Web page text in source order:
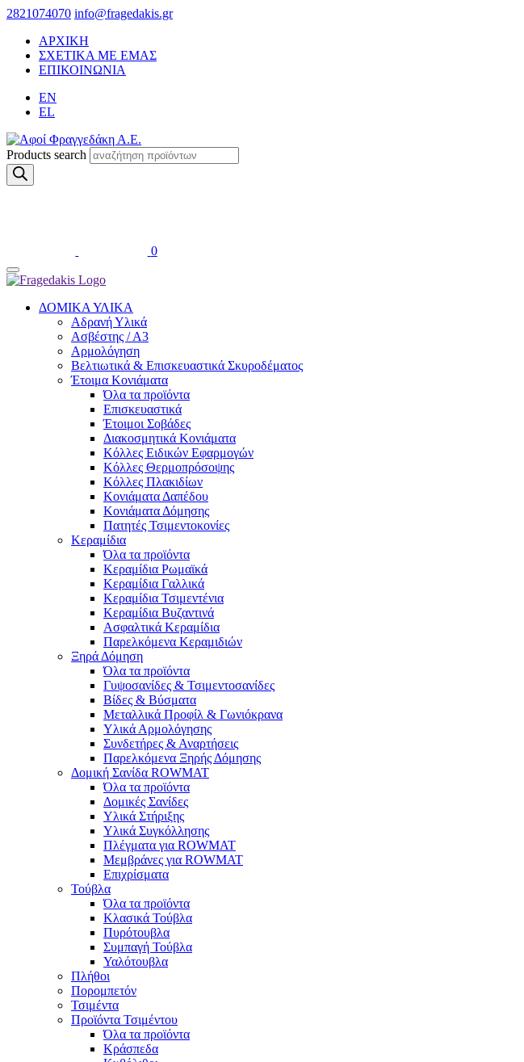
2821074070 info@fragedakis.gr
ΑΡΧΙΚΗ
ΣΧΕΤΙΚΑ ΜΕ ΕΜΑΣ
ΕΠΙΚΟΙΝΩΝΙΑ
EN
EL
Products search
0
ΔΟΜΙΚΑ ΥΛΙΚΑ
Αδρανή Υλικά
Ασβέστης / Α3
Αρμολόγηση
Βελτιωτικά & Επισκευαστικά Σκυροδέματος
Έτοιμα Κονιάματα
Όλα τα προϊόντα
Επισκευαστικά
Έτοιμοι Σοβάδες
Διακοσμητικά Κονιάματα
Κόλλες Ειδικών Εφαρμογών
Κόλλες Θερμοπρόσοψης
Κόλλες Πλακιδίων
Κονιάματα Δαπέδου
Κονιάματα Δόμησης
Πατητές Τσιμεντοκονίες
Κεραμίδια
Όλα τα προϊόντα
Κεραμίδια Ρωμαϊκά
Κεραμίδια Γαλλικά
Κεραμίδια Τσιμεντένια
Κεραμίδια Βυζαντινά
Ασφαλτικά Κεραμίδια
Παρελκόμενα Κεραμιδιών
Ξηρά Δόμηση
Όλα τα προϊόντα
Γυψοσανίδες & Τσιμεντοσανίδες
Βίδες & Βύσματα
Μεταλλικά Προφίλ & Γωνιόκρανα
Υλικά Αρμολόγησης
Συνδετήρες & Αναρτήσεις
Παρελκόμενα Ξηρής Δόμησης
Δομική Σανίδα ROWMAT
Όλα τα προϊόντα
Δομικές Σανίδες
Υλικά Στήριξης
Υλικά Συγκόλλησης
Πλέγματα για ROWMAT
Μεμβράνες για ROWMAT
Επιχρίσματα
Τούβλα
Όλα τα προϊόντα
Κλασικά Τούβλα
Πυρότουβλα
Συμπαγή Τούβλα
Υαλότουβλα
Πλήθοι
Πορομπετόν
Τσιμέντα
Προϊόντα Τσιμέντου
Όλα τα προϊόντα
Κράσπεδα